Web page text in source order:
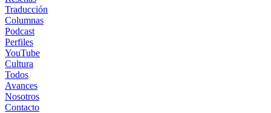
Traducción
Columnas
Podcast
Perfiles
YouTube
Cultura
Todos
Avances
Nosotros
Contacto